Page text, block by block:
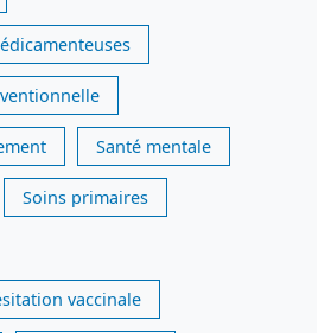
Santé mentale
Soins primaires
vaccinale